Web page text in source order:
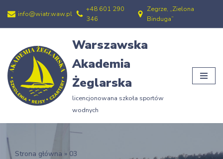
Przejdź
treści
info@wiatr.waw.pl
+48 601 290
346
Zegrze, „Zielona
Binduga”
Warszawska
Akademia
Żeglarska
licencjonowana szkoła sportów
wodnych
Strona główna » 03